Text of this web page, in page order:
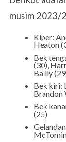
musim 2023/
Kiper:
Heaton
Bek
(30),
Bailly
Bek kiri:
Brandon
Bek
(25)